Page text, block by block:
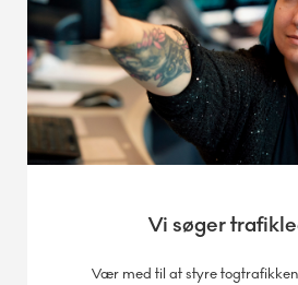
Vi søger
Vær med til at styre